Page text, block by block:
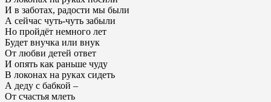
И в заботах, радости мы были
А сейчас чуть-чуть забыли
Но пройдёт немного лет
Будет внучка или внук
От любви детей ответ
И опять как раньше чуду
В локонах на руках сидеть
А деду с бабкой –
От счастья млеть